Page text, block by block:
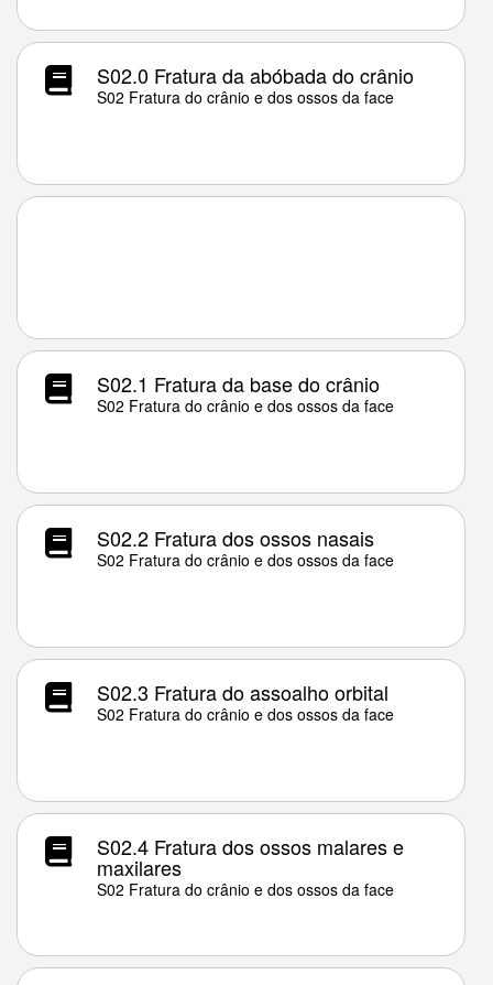
S02.0 Fratura da abóbada do crânio
S02 Fratura do crânio e dos ossos da face
S02.1 Fratura da base do crânio
S02 Fratura do crânio e dos ossos da face
S02.2 Fratura dos ossos nasais
S02 Fratura do crânio e dos ossos da face
S02.3 Fratura do assoalho orbital
S02 Fratura do crânio e dos ossos da face
S02.4 Fratura dos ossos malares e
maxilares
S02 Fratura do crânio e dos ossos da face